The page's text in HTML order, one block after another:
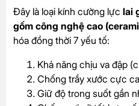
Đây là loại kính cường lực lai
gốm công nghệ cao
hóa đồng thời 7 yếu tố:
Khả năng chịu va đập
Chống trầy xước cực
Giữ độ trong suốt gần